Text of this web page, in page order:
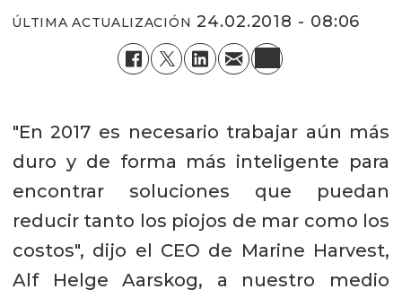
ÚLTIMA ACTUALIZACIÓN 24.02.2018 - 08:06
"En 2017 es necesario trabajar aún más
duro y de forma más inteligente para
encontrar soluciones que puedan
reducir tanto los piojos de mar como los
costos", dijo el CEO de Marine Harvest,
Alf Helge Aarskog, a nuestro medio